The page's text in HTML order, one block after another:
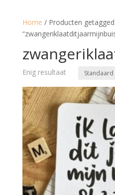
Home / Producten getagged
Enig resultaat